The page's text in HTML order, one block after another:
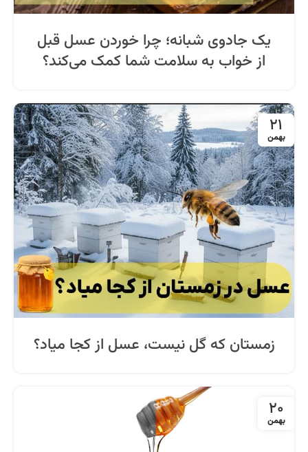
یک جادوی شبانه؛ چرا خوردن عسل قبل
از خواب به سلامت شما کمک می‌کند؟
21
بهمن
زمستان که گل نیست، عسل از کجا میاد؟
20
بهمن